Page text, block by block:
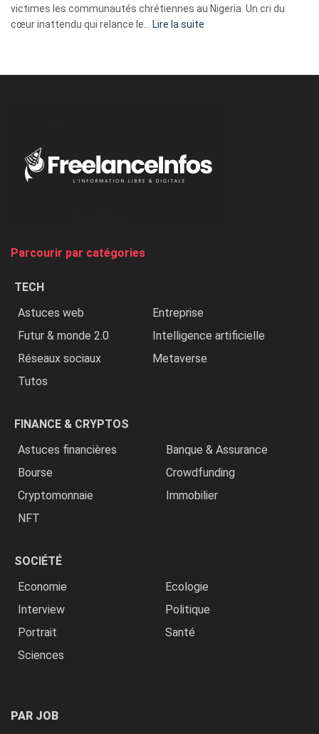
victimes les communautés chrétiennes au Nigeria. Un cri du
cœur inattendu qui relance le…
Lire la suite
Nigeria,
Parcourir par catégories
TECH
Astuces web
Entreprise
Futur & monde 2.0
Intelligence artificielle
Réseaux sociaux
Metaverse
Tutos
FINANCE & CRYPTOS
Astuces financières
Banque & Assurance
Bourse
Crowdfunding
Cryptomonnaie
Immobilier
NFT
SOCIÉTÉ
Economie
Ecologie
Interview
Politique
Portrait
Santé
Sciences
PAR JOB